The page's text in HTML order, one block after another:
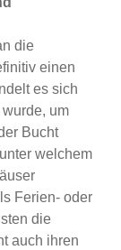
die
einen
es sich
um
Bucht
welchem
Ferien- oder
die
auch ihren